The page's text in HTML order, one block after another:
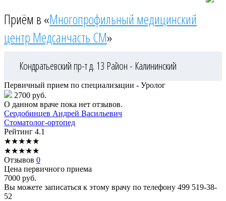
Приём в «Многопрофильный медицинский
центр Медсанчасть СМ»
Кондратьевский пр-т д. 13 Район - Калининский
Первичный прием по специализации - Уролог
2700 руб.
О данном враче пока нет отзывов.
Сердобинцев Андрей Васильевич
Стоматолог-ортопед
Рейтинг 4.1
★★★★★
★★★★★
Отзывов 0
Цена первичного приема
7000 руб.
Вы можете записаться к этому врачу по телефону 499 519-38-
52